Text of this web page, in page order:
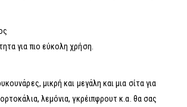
για πιο εύκολη χρήση.
μικρή και μεγάλη και μια σίτα για
λεμόνια, γκρέιπφρουτ κ.α. θα σας